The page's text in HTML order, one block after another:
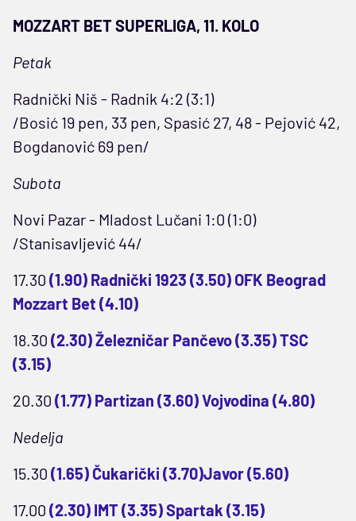
MOZZART BET SUPERLIGA, 11. KOLO
Petak
Radnički Niš - Radnik 4:2 (3:1)
/Bosić 19 pen, 33 pen, Spasić 27, 48 - Pejović 42,
Bogdanović 69 pen/
Subota
Novi Pazar - Mladost Lučani 1:0 (1:0)
/Stanisavljević 44/
17.30 (1.90) Radnički 1923 (3.50) OFK Beograd
Mozzart Bet (4.10)
18.30 (2.30) Železničar Pančevo (3.35) TSC
(3.15)
20.30 (1.77) Partizan (3.60) Vojvodina (4.80)
Nedelja
15.30 (1.65) Čukarički (3.70)Javor (5.60)
17.00 (2.30) IMT (3.35) Spartak (3.15)